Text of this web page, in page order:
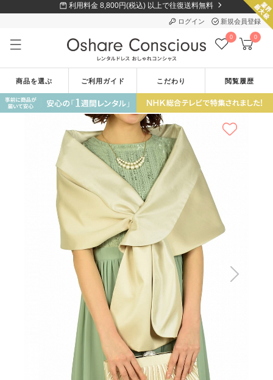
利用料金 8,800円(税込) 以上で往復送料無料
ログイン 新規会員登録
0 0
商品を選ぶ ご利用ガイド こだわり 閲覧履歴